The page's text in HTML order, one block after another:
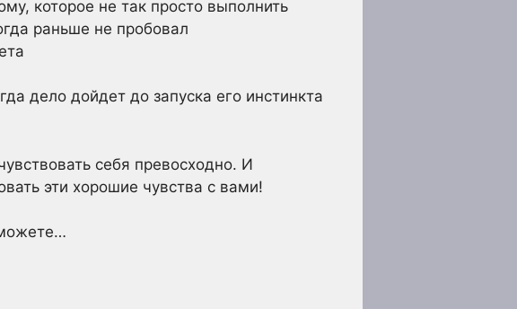
которое не так просто выполнить
раньше не пробовал
дело дойдет до запуска его инстинкта
себя превосходно. И
эти хорошие чувства с вами!